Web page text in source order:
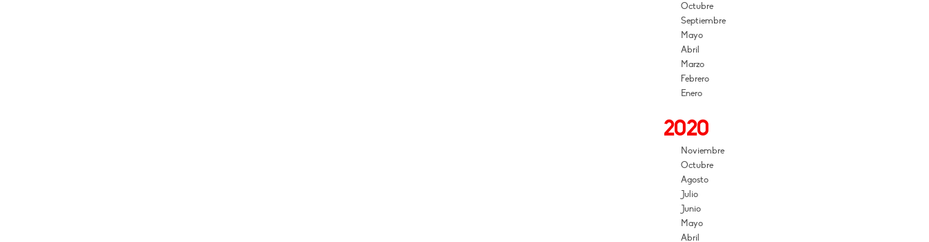
Octubre
Septiembre
Mayo
Abril
Marzo
Febrero
Enero
2020
Noviembre
Octubre
Agosto
Julio
Junio
Mayo
Abril